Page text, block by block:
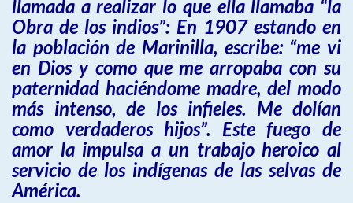
llamada a realizar lo que ella llamaba “la
Obra de los indios”: En 1907 estando en
la población de Marinilla, escribe: “me vi
en Dios y como que me arropaba con su
paternidad haciéndome madre, del modo
más intenso, de los infieles. Me dolían
como verdaderos hijos”. Este fuego de
amor la impulsa a un trabajo heroico al
servicio de los indígenas de las selvas de
América.